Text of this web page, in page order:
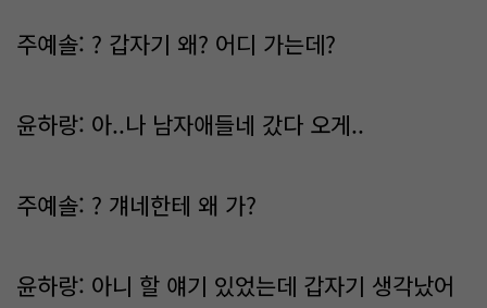
주예솔: ? 갑자기 왜? 어디 가는데?
윤하랑: 아..나 남자애들네 갔다 오게..
주예솔: ? 걔네한테 왜 가?
윤하랑: 아니 할 얘기 있었는데 갑자기 생각났어